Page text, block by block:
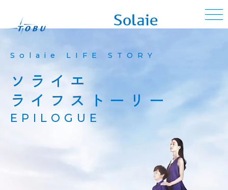
Solaie LIFE STORY
ソライエ
ライフストーリー
EPILOGUE